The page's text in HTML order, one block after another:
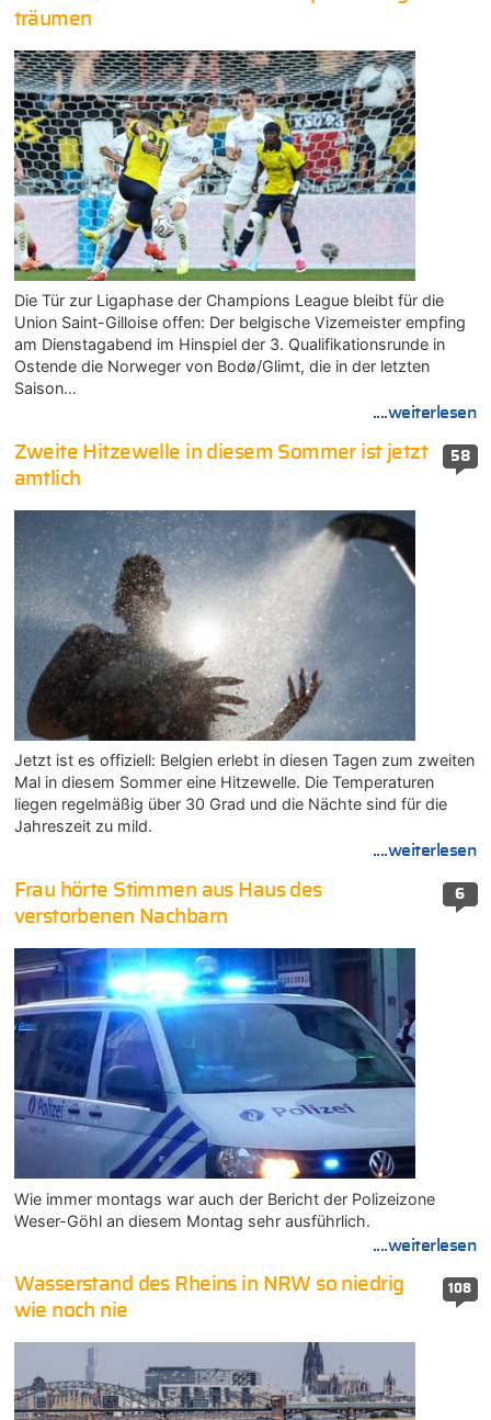
träumen
Die Tür zur Ligaphase der Champions League bleibt für die
Union Saint-Gilloise offen: Der belgische Vizemeister empfing
am Dienstagabend im Hinspiel der 3. Qualifikationsrunde in
Ostende die Norweger von Bodø/Glimt, die in der letzten
Saison…
....weiterlesen
58
Zweite Hitzewelle in diesem Sommer ist jetzt
amtlich
Jetzt ist es offiziell: Belgien erlebt in diesen Tagen zum zweiten
Mal in diesem Sommer eine Hitzewelle. Die Temperaturen
liegen regelmäßig über 30 Grad und die Nächte sind für die
Jahreszeit zu mild.
....weiterlesen
6
Frau hörte Stimmen aus Haus des
verstorbenen Nachbarn
Wie immer montags war auch der Bericht der Polizeizone
Weser-Göhl an diesem Montag sehr ausführlich.
....weiterlesen
108
Wasserstand des Rheins in NRW so niedrig
wie noch nie